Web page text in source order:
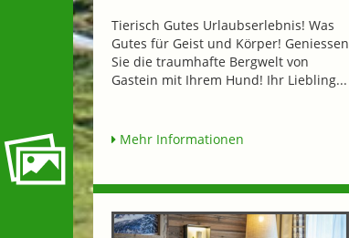
Tierisch Gutes Urlaubserlebnis! Was
Gutes für Geist und Körper! Geniessen
Sie die traumhafte Bergwelt von
Gastein mit Ihrem Hund! Ihr Liebling...
Mehr Informationen